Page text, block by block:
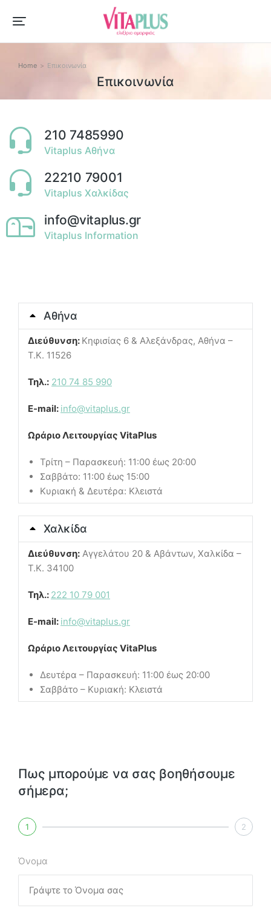
You are here:
Home Επικοινωνία
Επικοινωνία
210 7485990
Vitaplus Αθήνα
22210 79001
Vitaplus Χαλκίδας
info@vitaplus.gr
Vitaplus Information
Πως μπορούμε να σας βοηθήσουμε
σήμερα;
1 2
Όνομα
Αθήνα
Διεύθυνση: Κηφισίας 6 & Αλεξάνδρας, Αθήνα –
Τ.Κ. 11526
Τηλ.: 210 74 85 990
E-mail: info@vitaplus.gr
Ωράριο Λειτουργίας VitaPlus
Τρίτη – Παρασκευή: 11:00 έως 20:00
Σαββάτο: 11:00 έως 15:00
Κυριακή & Δευτέρα: Κλειστά
Χαλκίδα
Διεύθυνση: Αγγελάτου 20 & Αβάντων, Χαλκίδα –
Τ.Κ. 34100
Τηλ.: 222 10 79 001
E-mail: info@vitaplus.gr
Ωράριο Λειτουργίας VitaPlus
Δευτέρα – Παρασκευή: 11:00 έως 20:00
Σαββάτο – Κυριακή: Κλειστά